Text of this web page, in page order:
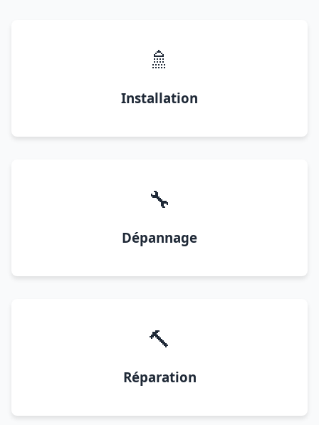
🚿
Installation
🔧
Dépannage
🔨
Réparation